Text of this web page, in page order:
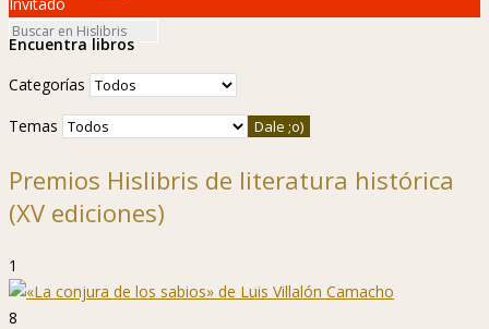
Encuentra libros
Categorías
Temas
Premios Hislibris de literatura histórica
(XV ediciones)
1
8